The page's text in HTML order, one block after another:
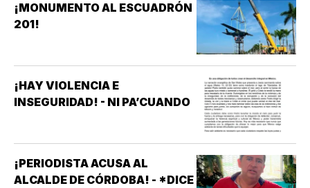
¡MONUMENTO AL ESCUADRÓN
201!
¡HAY VIOLENCIA E
INSEGURIDAD! - NI PA’CUANDO
¡PERIODISTA ACUSA AL
ALCALDE DE CÓRDOBA! - *DICE